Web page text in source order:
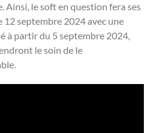
Ainsi, le soft en question fera ses
12 septembre 2024 avec une
à partir du 5 septembre 2024,
le soin de le